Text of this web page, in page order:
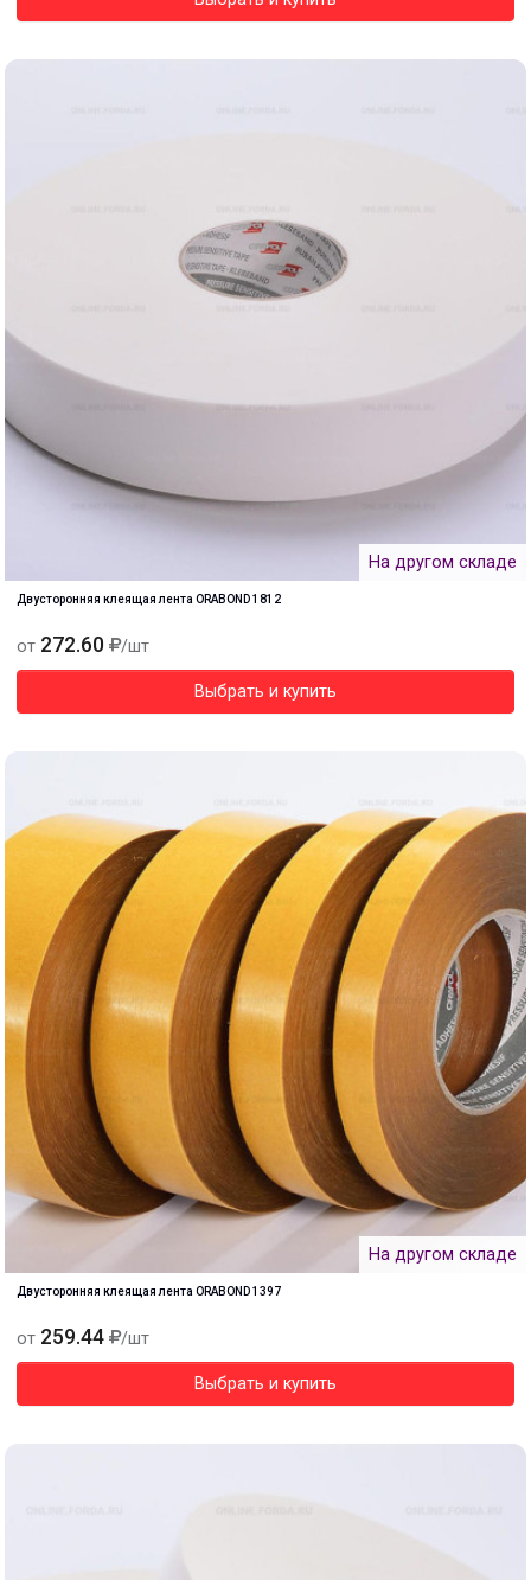
На другом складе
Двусторонняя клеящая лента ORABOND 1812
от 272.60 /шт
Выбрать и купить
На другом складе
Двусторонняя клеящая лента ORABOND 1397
от 259.44 /шт
Выбрать и купить